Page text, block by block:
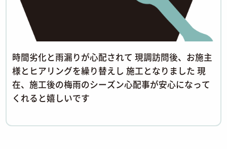
時間劣化と雨漏りが心配されて 現調訪問後、お施主
様とヒアリングを繰り替えし 施工となりました 現
在、施工後の梅雨のシーズン心配事が安心になって
くれると嬉しいです